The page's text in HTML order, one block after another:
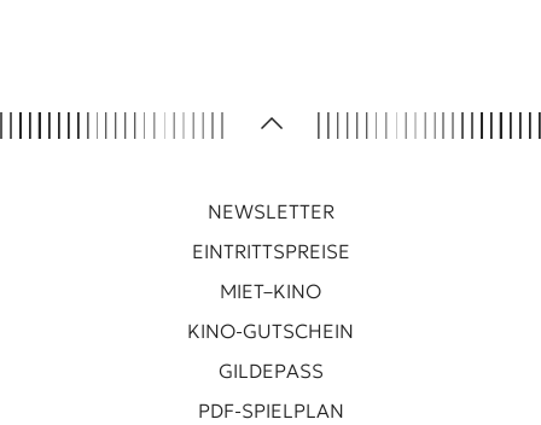
NEWSLETTER
EINTRITTSPREISE
MIET–KINO
KINO-GUTSCHEIN
GILDEPASS
PDF-SPIELPLAN